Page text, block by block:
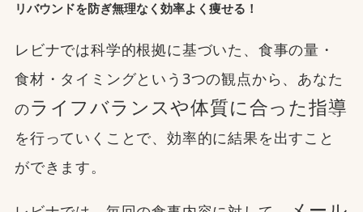
リバウンドを防ぎ無理なく効率よく痩せる！
レビナでは科学的根拠に基づいた、食事の量・
食材・タイミングという3つの観点から、あなた
のライフバランスや体質に合った指導
を行っていくことで、効率的に結果を出すこと
ができます。